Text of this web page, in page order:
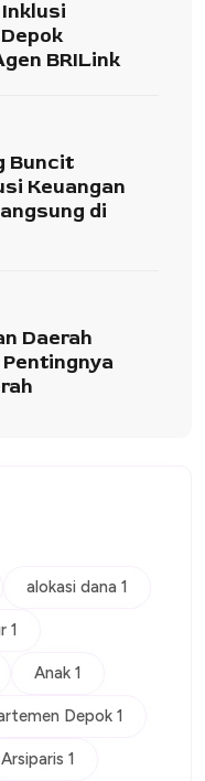
BRILink
Buncit
Keuangan
di
Daerah
alokasi dana 1
1
Anak 1
Depok 1
Arsiparis 1